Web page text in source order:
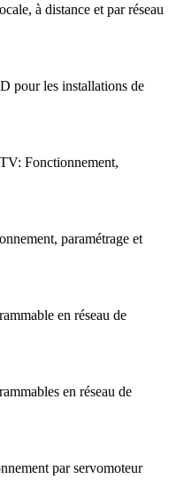
à distance et par réseau
pour les installations de
Fonctionnement,
paramétrage et
en réseau de
en réseau de
par servomoteur